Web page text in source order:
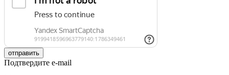
отправить
Подтвердите e-mail